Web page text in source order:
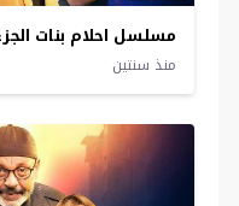
مسلسل احلام بنات الجزء
منذ سنتين